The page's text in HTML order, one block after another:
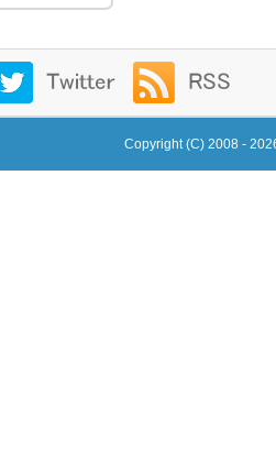
Copyright (C) 2008 -